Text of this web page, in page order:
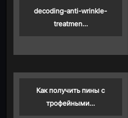
decoding-anti-wrinkle-
treatmen…
Как получить пины с
трофейными…